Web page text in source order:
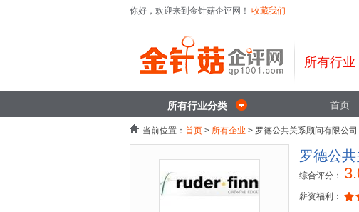
你好，欢迎来到金针菇企评网！ 收藏我们
所有行业
所有行业分类 首页
当前位置： 首页 > 所有企业 > 罗德公共关系顾问有限公司
罗德公
综合评分：
薪资福利：